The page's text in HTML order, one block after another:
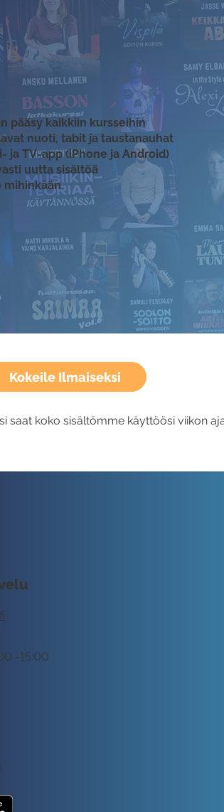
pääsy kaikkiin kursseihin
nuoti, tabit ja taustanauhat
ja TV-app (iPhone ja Android)
uutta sisältöä
mihinkään
Kokeile Ilmaiseksi
saat koko sisältömme käyttöösi viikon
-15:00